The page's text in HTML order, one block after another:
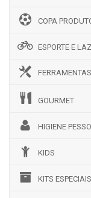
COPA
ESPORTE E
GOURMET
HIGIENE
KIDS
KITS ESPECIAIS